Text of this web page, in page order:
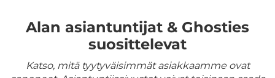
Alan asiantuntijat & Ghosties
suosittelevat
Katso, mitä tyytyväisimmät asiakkaamme ovat